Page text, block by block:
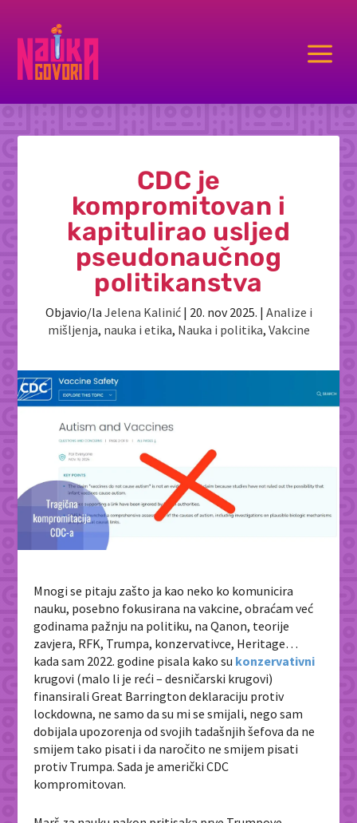
a
CDC je
kompromitovan i
kapitulirao usljed
pseudonaučnog
politikanstva
Objavio/la Jelena Kalinić| 20. nov 2025. | Analize i
mišljenja, nauka i etika, Nauka i politika, Vakcine
Mnogi se pitaju zašto ja kao neko ko komunicira
nauku, posebno fokusirana na vakcine, obraćam već
godinama pažnju na politiku, na Qanon, teorije
zavjera, RFK, Trumpa, konzervativce, Heritage…
kada sam 2022. godine pisala kako su konzervativni
krugovi (malo li je reći – desničarski krugovi)
finansirali Great Barrington deklaraciju protiv
lockdowna, ne samo da su mi se smijali, nego sam
dobijala upozorenja od svojih tadašnjih šefova da ne
smijem tako pisati i da naročito ne smijem pisati
protiv Trumpa. Sada je američki CDC
kompromitovan.